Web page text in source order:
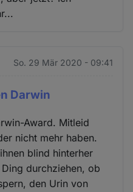
So. 29 Mär 2020 - 09:41
Darwin
Award. Mitleid
nicht mehr haben.
blind hinterher
durchziehen, ob
den Urin von